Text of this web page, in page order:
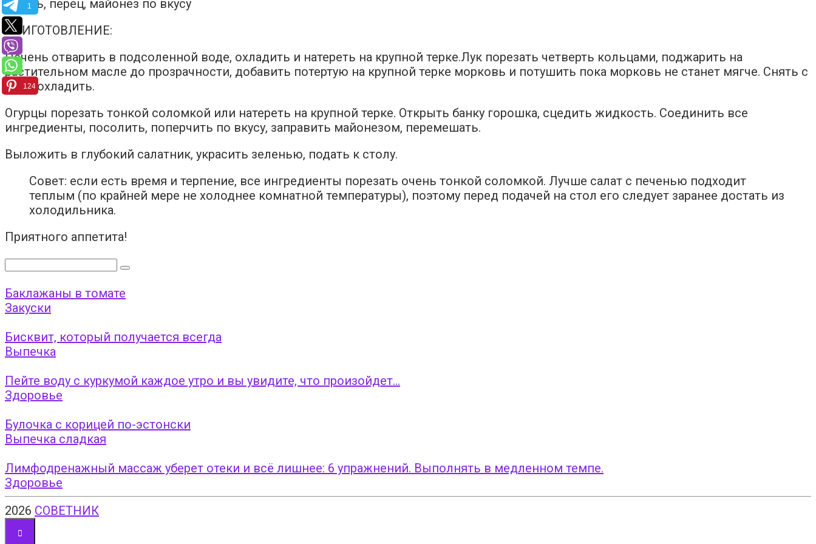
● соль, перец, майонез по вкусу
ПРИГОТОВЛЕНИЕ:
Печень отварить в подсоленной воде, охладить и натереть на крупной терке.Лук порезать четверть кольцами, поджарить на
растительном масле до прозрачности, добавить потертую на крупной терке морковь и потушить пока морковь не станет мягче. Снять с
огня, охладить.
Огурцы порезать тонкой соломкой или натереть на крупной терке. Открыть банку горошка, сцедить жидкость. Соединить все
ингредиенты, посолить, поперчить по вкусу, заправить майонезом, перемешать.
Выложить в глубокий салатник, украсить зеленью, подать к столу.
Совет: если есть время и терпение, все ингредиенты порезать очень тонкой соломкой. Лучше салат с печенью подходит
теплым (по крайней мере не холоднее комнатной температуры), поэтому перед подачей на стол его следует заранее достать из
холодильника.
Приятного аппетита!
Поиск:
Баклажаны в томате
Закуски
Бисквит, который получается всегда
Выпечка
Пейте воду с куркумой каждое утро и вы увидите, что произойдет…
Здоровье
Булочка с корицей по-эстонски
Выпечка сладкая
Лимфодренажный массаж уберет отеки и всё лишнее: 6 упражнений. Выполнять в медленном темпе.
Здоровье
2026 СОВЕТНИК
1
124